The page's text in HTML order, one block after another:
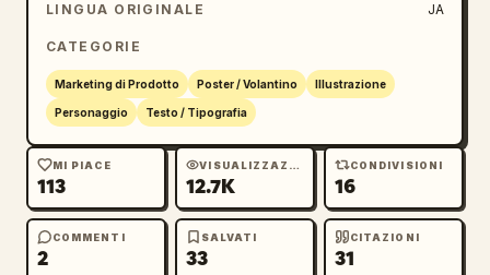
LINGUA ORIGINALE JA
CATEGORIE
Marketing di Prodotto Poster / Volantino Illustrazione
Personaggio Testo / Tipografia
MI PIACE
113
VISUALIZZAZIONI
12.7K
CONDIVISIONI
16
COMMENTI
2
SALVATI
33
CITAZIONI
31